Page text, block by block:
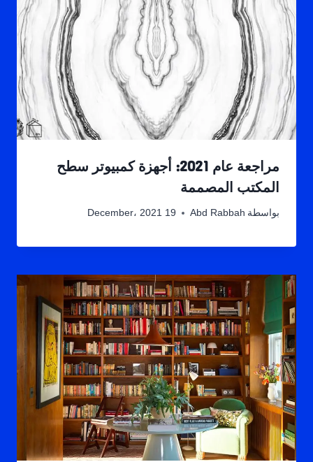
مراجعة عام 2021: أجهزة كمبيوتر سطح
المكتب المصممة
بواسطة Abd Rabbah 19 December، 2021